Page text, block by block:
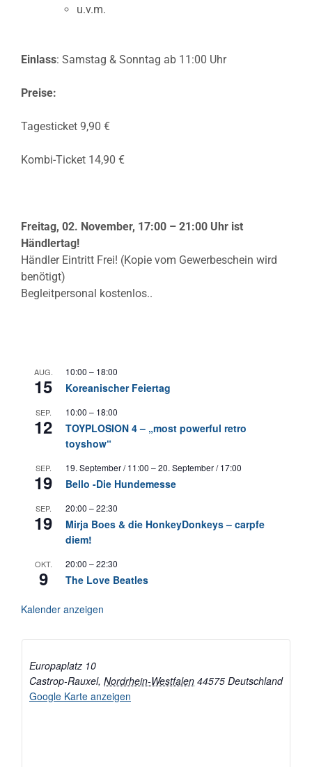
u.v.m.
Einlass: Samstag & Sonntag ab 11:00 Uhr
Preise:
Tagesticket 9,90 €
Kombi-Ticket 14,90 €
Freitag, 02. November, 17:00 – 21:00 Uhr ist
Händlertag!
Händler Eintritt Frei! (Kopie vom Gewerbeschein wird
benötigt)
Begleitpersonal kostenlos..
AUG.
15
10:00 – 18:00
Koreanischer Feiertag
SEP.
12
10:00 – 18:00
TOYPLOSION 4 – „most powerful retro
toyshow“
SEP.
19
19. September / 11:00 –20. September / 17:00
Bello -Die Hundemesse
SEP.
19
20:00 –22:30
Mirja Boes & die HonkeyDonkeys – carpfe
diem!
OKT.
9
20:00 –22:30
The Love Beatles
Kalender anzeigen
Europaplatz 10
Castrop-Rauxel, Nordrhein-Westfalen 44575 Deutschland
Google Karte anzeigen